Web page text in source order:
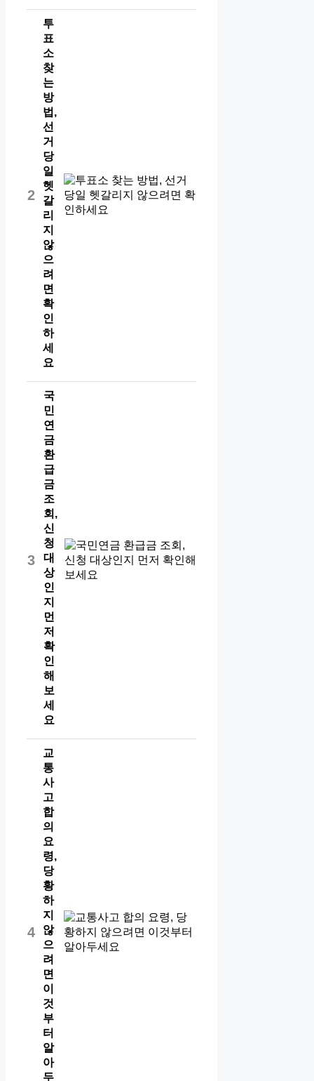
2
투
표
소
찾
는
방
법,
선
거
당
일
헷
갈
리
지
않
으
려
면
확
인
하
세
요
3
국
민
연
금
환
급
금
조
회,
신
청
대
상
인
지
먼
저
확
인
해
보
세
요
4
교
통
사
고
합
의
요
령,
당
황
하
지
않
으
려
면
이
것
부
터
알
아
두